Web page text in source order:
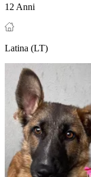
12 Anni
Latina (LT)